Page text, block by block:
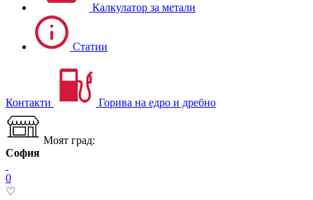
Калкулатор за метали
Статии
Контакти Горива на едро и дребно
Моят град:
София
0
♡